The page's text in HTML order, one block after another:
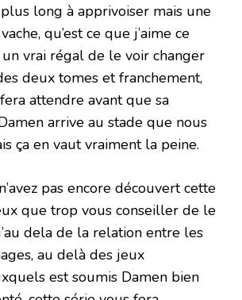
long à apprivoiser mais une
qu’est ce que j’aime ce
un vrai régal de le voir changer
deux tomes et franchement,
attendre avant que sa
arrive au stade que nous
ça en vaut vraiment la peine.
pas encore découvert cette
que trop vous conseiller de le
dela de la relation entre les
au delà des jeux
est soumis Damen bien